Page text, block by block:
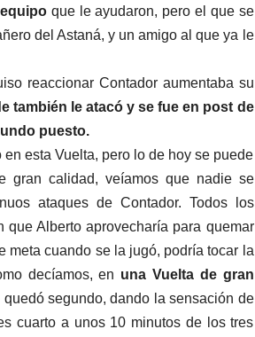
que le ayudaron, pero el que se
del Astaná, y un amigo al que ya le
reaccionar Contador aumentaba su
también le atacó y se fue en post de
puesto.
esta Vuelta, pero lo de hoy se puede
gran calidad, veíamos que nadie se
ataques de Contador. Todos los
Alberto aprovecharía para quemar
meta cuando se la jugó, podría tocar la
decíamos, en una Vuelta de gran
segundo, dando la sensación de
cuarto a unos 10 minutos de los tres